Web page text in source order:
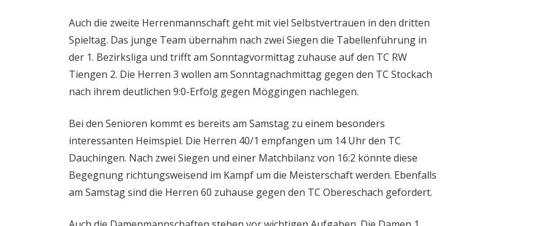
Auch die zweite Herrenmannschaft geht mit viel Selbstvertrauen in den dritten
Spieltag. Das junge Team übernahm nach zwei Siegen die Tabellenführung in
der 1. Bezirksliga und trifft am Sonntagvormittag zuhause auf den TC RW
Tiengen 2. Die Herren 3 wollen am Sonntagnachmittag gegen den TC Stockach
nach ihrem deutlichen 9:0-Erfolg gegen Möggingen nachlegen.
Bei den Senioren kommt es bereits am Samstag zu einem besonders
interessanten Heimspiel. Die Herren 40/1 empfangen um 14 Uhr den TC
Dauchingen. Nach zwei Siegen und einer Matchbilanz von 16:2 könnte diese
Begegnung richtungsweisend im Kampf um die Meisterschaft werden. Ebenfalls
am Samstag sind die Herren 60 zuhause gegen den TC Obereschach gefordert.